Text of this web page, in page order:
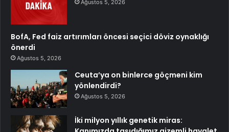
Ağustos 5, 2026
BofA, Fed faiz artırımları öncesi seçici döviz oynaklığı
önerdi
Ağustos 5, 2026
Ceuta’ya on binlerce göçmeni kim
yönlendirdi?
Ağustos 5, 2026
İki milyon yıllık genetik miras: